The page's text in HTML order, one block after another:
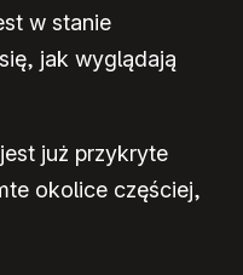
w stanie
jak wyglądają
już przykryte
okolice częściej,